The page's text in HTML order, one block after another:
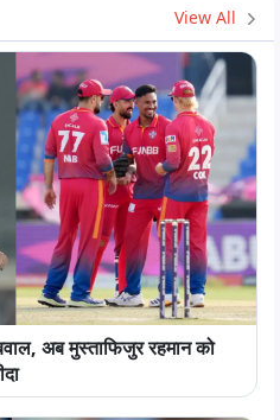
View All
अब मुस्ताफिजुर रहमान को